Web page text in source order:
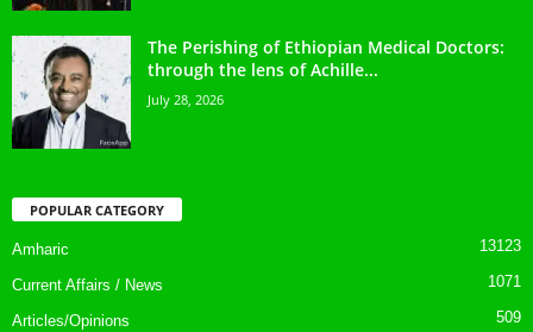
The Perishing of Ethiopian Medical Doctors:
through the lens of Achille...
July 28, 2026
POPULAR CATEGORY
Amharic 13123
Current Affairs / News 1071
Articles/Opinions 509